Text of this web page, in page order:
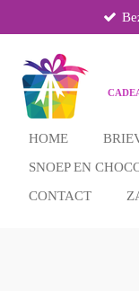
direct
naar
de
hoofdinhoud
HOME
SNOEP EN
CONTACT